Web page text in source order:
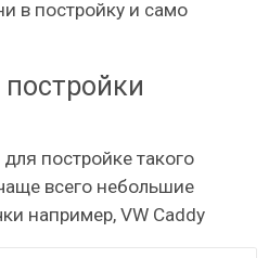
в постройку и само
постройке такого
всего небольшие
например, VW Caddy